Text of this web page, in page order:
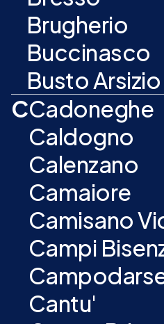
Brugherio
Buccinasco
Busto Arsizio
CCadoneghe
Caldogno
Calenzano
Camaiore
Camisano
Campi
Cantu'